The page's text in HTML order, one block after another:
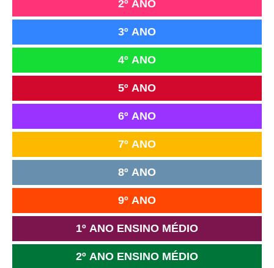
2º ANO
3º ANO
4º ANO
5º ANO
6º ANO
7º ANO
8º ANO
9º ANO
1º ANO ENSINO MÉDIO
2º ANO ENSINO MÉDIO